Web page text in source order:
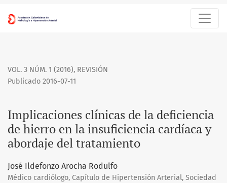
Implicaciones clínicas de la deficiencia de hierro en la
VOL. 3 NÚM. 1 (2016), REVISIÓN
Implicaciones clínicas de la deficiencia
de hierro en la insuficiencia cardíaca y
abordaje del tratamiento
Publicado 2016-07-11
José Ildefonzo Arocha Rodulfo
Médico cardiólogo, Capítulo de Hipertensión Arterial, Sociedad